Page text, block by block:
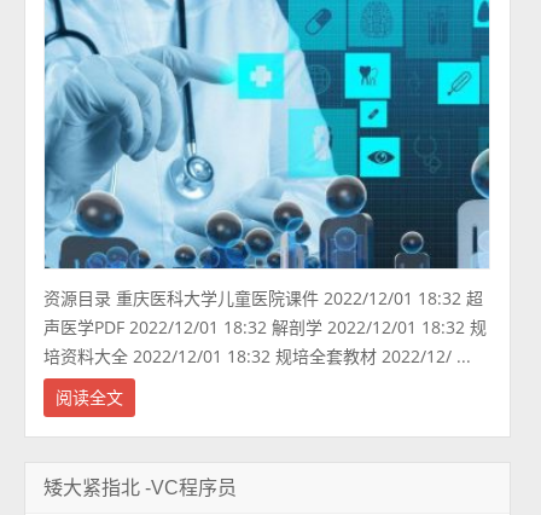
资源目录 重庆医科大学儿童医院课件 2022/12/01 18:32 超
声医学PDF 2022/12/01 18:32 解剖学 2022/12/01 18:32 规
培资料大全 2022/12/01 18:32 规培全套教材 2022/12/ ...
阅读全文
矮大紧指北 -VC程序员